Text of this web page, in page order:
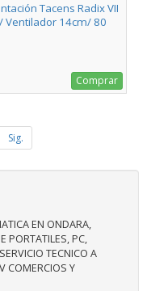
Tacens Radix VII
Ventilador 14cm/ 80
Comprar
Sig.
EN ONDARA,
PORTATILES, PC,
TECNICO A
COMERCIOS Y